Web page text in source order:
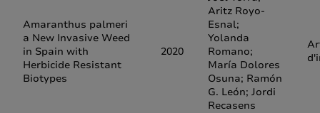
Amaranthus palmeri
a New Invasive Weed
in Spain with
Herbicide Resistant
Biotypes
2020
Aritz Royo-
Esnal;
Yolanda
Romano;
María Dolores
Osuna; Ramón
G. León; Jordi
Recasens